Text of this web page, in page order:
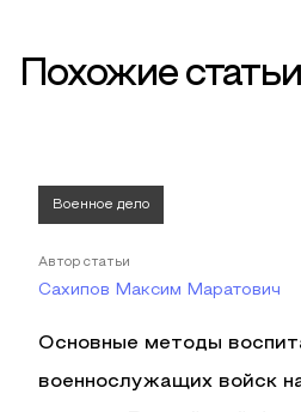
Похожие статьи
Военное дело
Автор статьи
Сахипов Максим Маратович
Основные методы
военнослужащих войск